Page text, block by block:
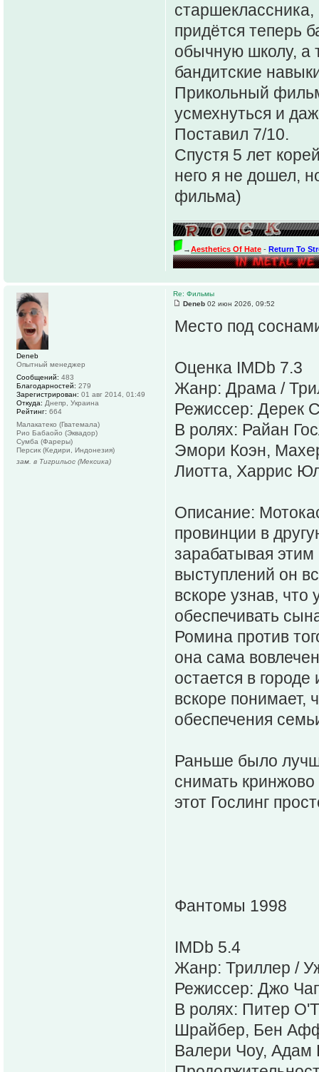
старшеклассника,
придётся теперь
обычную школу, а
бандитские
Прикольный
усмехнуться и
Поставил 7/10.
Спустя 5 лет
него я не дошел,
фильма)
→Aesthetics Of Hate - Return To
Re: Фильмы
Deneb 02 июн 2026, 09:52
Место под
Оценка IMDb 7.3
Жанр: Драма /
Режиссер: Дерек
В ролях: Райан
Эмори Коэн,
Лиотта, Харрис
Описание:
провинции в
зарабатывая
выступлений он
вскоре узнав,
обеспечивать
Ромина против
она сама
остается в
вскоре понимает,
обеспечения
Раньше было
снимать
этот Гослинг
Фантомы 1998
IMDb 5.4
Жанр: Триллер /
Режиссер: Джо
В ролях: Питер
Шрайбер, Бен
Валери Чоу, Адам
Deneb
Опытный менеджер
Сообщений: 483
Благодарностей: 279
Зарегистрирован: 01 авг 2014, 01:49
Откуда: Днепр, Украина
Рейтинг: 664
Малакатеко (Гватемала)
Рио Бабаойо (Эквадор)
Сумба (Фареры)
Персик (Кедири, Индонезия)
зам. в Тигрильос (Мексика)